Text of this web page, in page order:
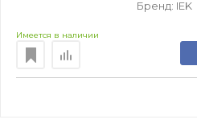
Бренд: IEK
Имеется в наличии